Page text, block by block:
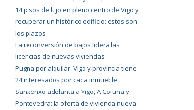
14 pisos de lujo en pleno centro de Vigo y
recuperar un histórico edificio: estos son
los plazos
La reconversión de bajos lidera las
licencias de nuevas viviendas
Pugna por alquilar: Vigo y provincia tiene
24 interesados por cada inmueble
Sanxenxo adelanta a Vigo, A Coruña y
Pontevedra: la oferta de vivienda nueva